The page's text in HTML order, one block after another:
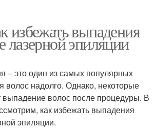
избежать выпадения
лазерной эпиляции
– это один из самых популярных
волос надолго. Однако, некоторые
волос после процедуры. В
как избежать выпадения
эпиляции.